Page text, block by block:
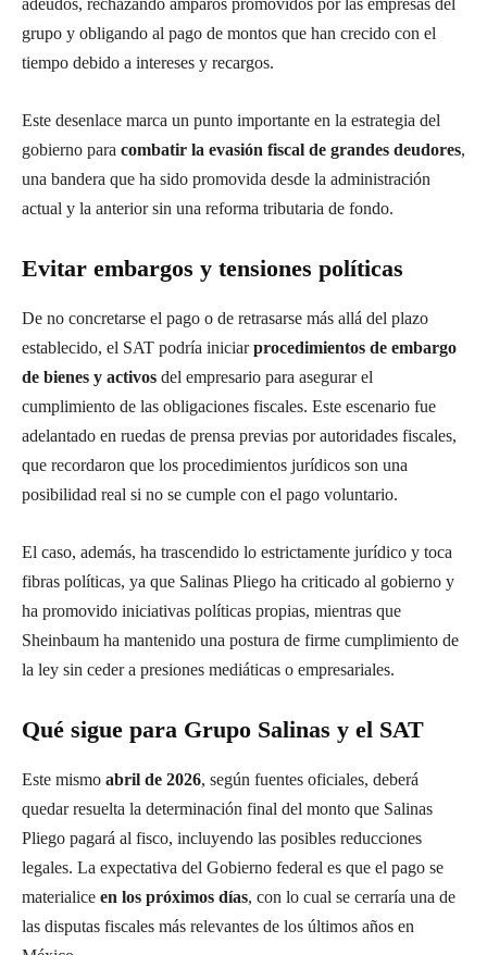
grupo y obligando al pago de montos que han crecido con el
tiempo debido a intereses y recargos.
Este desenlace marca un punto importante en la estrategia del
gobierno para combatir la evasión fiscal de grandes deudores,
una bandera que ha sido promovida desde la administración
actual y la anterior sin una reforma tributaria de fondo.
Evitar embargos y tensiones políticas
De no concretarse el pago o de retrasarse más allá del plazo
establecido, el SAT podría iniciarprocedimientos de embargo
de bienes y activos del empresario para asegurar el
cumplimiento de las obligaciones fiscales. Este escenario fue
adelantado en ruedas de prensa previas por autoridades fiscales,
que recordaron que los procedimientos jurídicos son una
posibilidad real si no se cumple con el pago voluntario.
El caso, además, ha trascendido lo estrictamente jurídico y toca
fibras políticas, ya que Salinas Pliego ha criticado al gobierno y
ha promovido iniciativas políticas propias, mientras que
Sheinbaum ha mantenido una postura de firme cumplimiento de
la ley sin ceder a presiones mediáticas o empresariales.
Qué sigue para Grupo Salinas y el SAT
Este mismo abril de 2026, según fuentes oficiales, deberá
quedar resuelta la determinación final del monto que Salinas
Pliego pagará al fisco, incluyendo las posibles reducciones
legales. La expectativa del Gobierno federal es que el pago se
materialice en los próximos días, con lo cual se cerraría una de
las disputas fiscales más relevantes de los últimos años en